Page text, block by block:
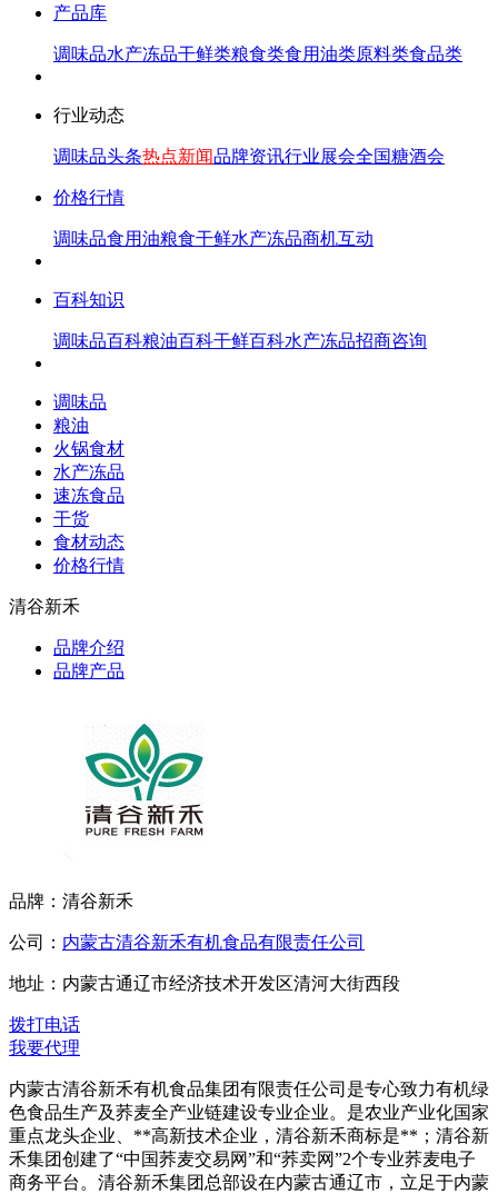
产品库
调味品水产冻品干鲜类粮食类食用油类原料类食品类
行业动态
调味品头条热点新闻品牌资讯行业展会全国糖酒会
价格行情
调味品食用油粮食干鲜水产冻品商机互动
百科知识
调味品百科粮油百科干鲜百科水产冻品招商咨询
调味品
粮油
火锅食材
水产冻品
速冻食品
干货
食材动态
价格行情
清谷新禾
品牌介绍
品牌产品
品牌：清谷新禾
公司： 内蒙古清谷新禾有机食品有限责任公司
地址：内蒙古通辽市经济技术开发区清河大街西段
拨打电话
我要代理
内蒙古清谷新禾有机食品集团有限责任公司是专心致力有机绿
色食品生产及荞麦全产业链建设专业企业。是农业产业化国家
重点龙头企业、**高新技术企业，清谷新禾商标是**；清谷新
禾集团创建了“中国荞麦交易网”和“荞卖网”2个专业荞麦电子
商务平台。清谷新禾集团总部设在内蒙古通辽市，立足于内蒙